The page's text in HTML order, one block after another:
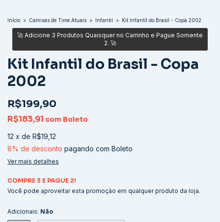
Início > Camisas de Time Atuais > Infantil > Kit Infantil do Brasil - Copa 2002
Kit Infantil do Brasil - Copa
2002
R$199,90
R$183,91 com Boleto
12 x de R$19,12
8% de desconto pagando com Boleto
Ver mais detalhes
COMPRE 3 E PAGUE 2!
Você pode aproveitar esta promoção em qualquer produto da loja.
Adicionais: Não